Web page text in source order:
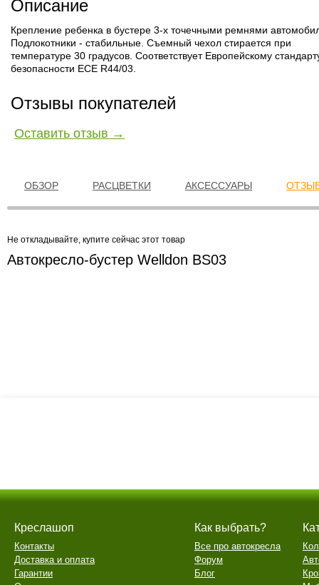
Описание
Крепление ребенка в бустере 3-х точечными ремнями
Подлокотники - стабильные. Съемный чехол стирается при
температуре 30 градусов. Соответствует Европейскому
безопасности ЕСЕ R44/03.
Отзывы покупателей
Оставить отзыв →
ОБЗОР РАСЦВЕТКИ АКСЕССУАРЫ
Не откладывайте, купите сейчас этот товар
Автокресло-бустер Welldon BS03
Креслашоп
Контакты
Доставка и оплата
Гарантии
Как выбрать?
Все про автокресла
Форум
Блог